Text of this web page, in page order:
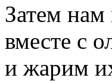
Затем нам
вместе с
и жарим